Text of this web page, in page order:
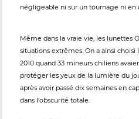
négligeable ni sur un tournage ni en
Même dans la vraie vie, les lunettes
situations extrêmes. On a ainsi choisi
2010 quand 33 mineurs chiliens
protéger les yeux de la lumière du
après avoir passé dix semaines en
dans l’obscurité totale.